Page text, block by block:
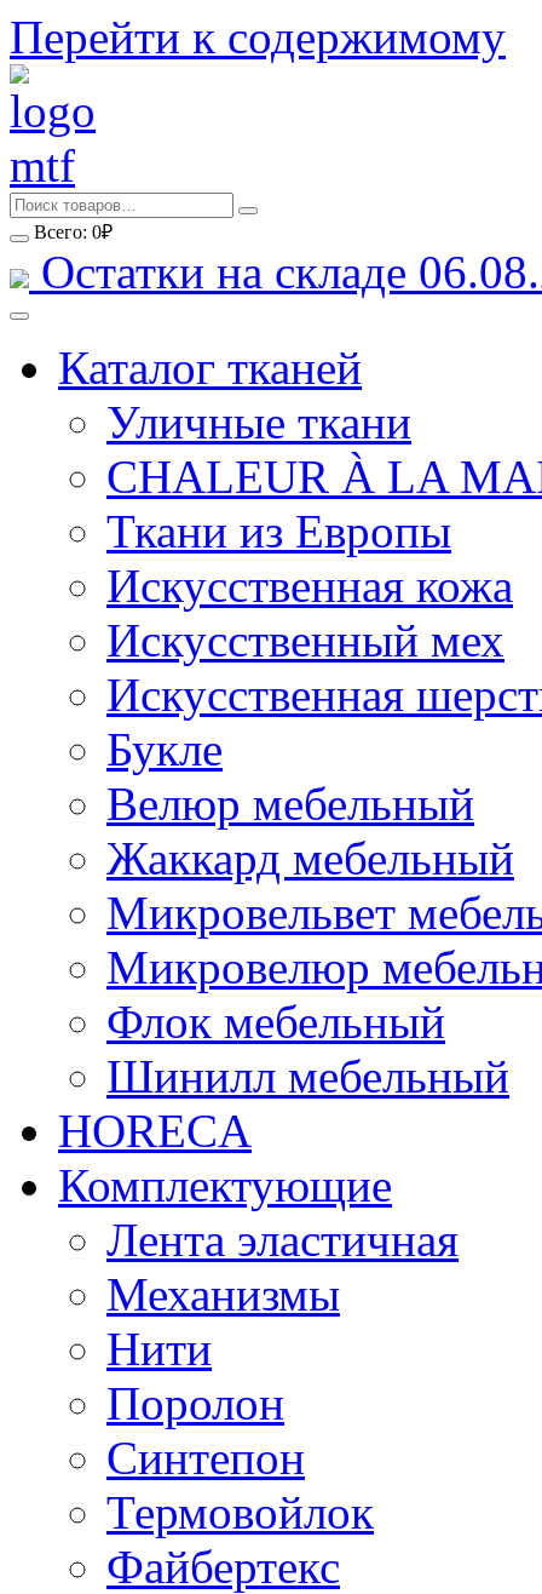
Перейти к содержимому
Всего: 0₽
Остатки на складе
Каталог тканей
Уличные ткани
CHALEUR À LA
Ткани из Европы
Искусственная кожа
Искусственный мех
Искусственная
Букле
Велюр мебельный
Жаккард мебельный
Микровельвет
Микровелюр
Флок мебельный
Шинилл мебельный
HORECA
Комплектующие
Лента эластичная
Механизмы
Нити
Поролон
Синтепон
Термовойлок
Файбертекс